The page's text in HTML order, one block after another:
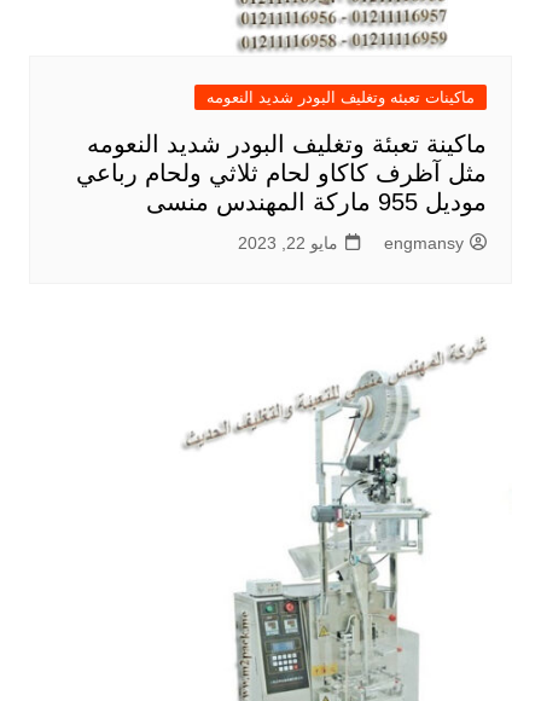
ماكينات تعبئه وتغليف البودر شديد النعومه
ماكينة تعبئة وتغليف البودر شديد النعومه
مثل آظرف كاكاو لحام ثلاثي ولحام رباعي
موديل 955 ماركة المهندس منسى
engmansy مايو 22, 2023